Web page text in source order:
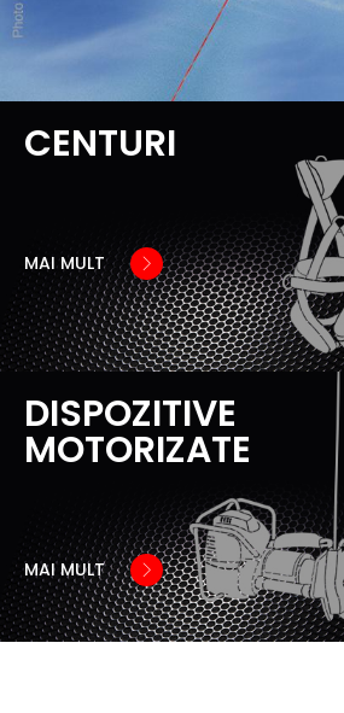
CENTURI
MAI MULT
DISPOZITIVE
MOTORIZATE
MAI MULT